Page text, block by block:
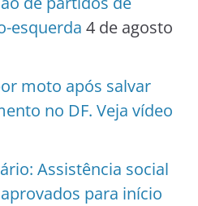
esquerda 4 de agosto
moto após salvar
no DF. Veja vídeo
Assistência social
para início